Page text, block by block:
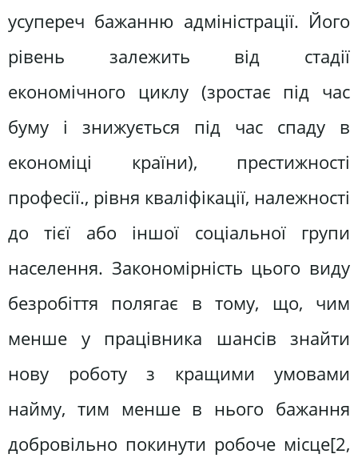
усупереч бажанню адміністрації. Його
рівень залежить від стадії
економічного циклу (зростає під час
буму і знижується під час спаду в
економіці країни), престижності
професії., рівня кваліфікації, належності
до тієї або іншої соціальної групи
населення. Закономірність цього виду
безробіття полягає в тому, що, чим
менше у працівника шансів знайти
нову роботу з кращими умовами
найму, тим менше в нього бажання
добровільно покинути робоче місце[2,